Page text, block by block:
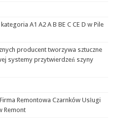
A1 A2 A B BE C CE D‎ w Pile
producent tworzywa sztuczne
systemy przytwierdzeń szyny
Remontowa Czarnków Usługi
Remont